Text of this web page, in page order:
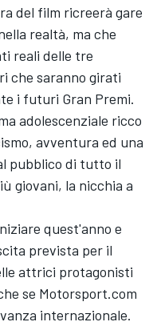
del film ricreerà gare
realtà, ma che
reali delle tre
che saranno girati
i futuri Gran Premi.
adolescenziale ricco
avventura ed una
pubblico di tutto il
giovani, la nicchia a
quest'anno e
prevista per il
attrici protagonisti
se Motorsport.com
internazionale.